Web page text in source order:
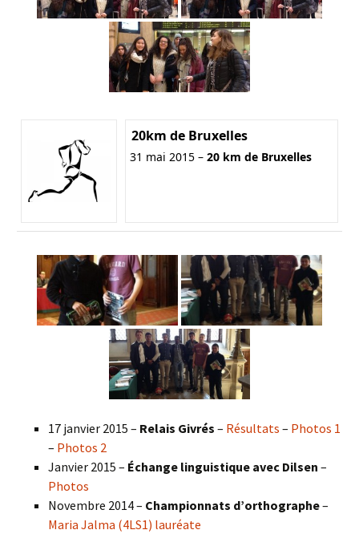
20km de Bruxelles
31 mai 2015 – 20 km de Bruxelles
17 janvier 2015 – Relais Givrés – Résultats – Photos 1
– Photos 2
Janvier 2015 – Échange linguistique avec Dilsen –
Photos
Novembre 2014 – Championnats d’orthographe–
Maria Jalma (4LS1) lauréate